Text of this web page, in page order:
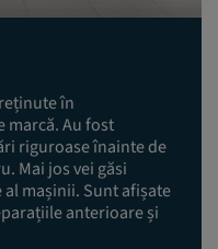
în
marcă. Au fost
riguroase înainte de
Mai jos vei găsi
mașinii. Sunt afișate
anterioare și